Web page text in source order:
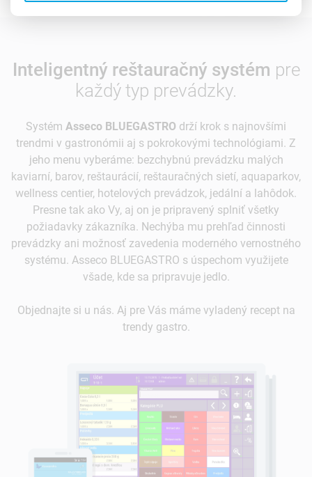
Inteligentný reštauračný systém pre
každý typ prevádzky.
Systém Asseco BLUEGASTRO drží krok s najnovšími
trendmi v gastronómii aj s pokrokovými technológiami. Z
jeho menu vyberáme: bezchybnú prevádzku malých
kaviarní, barov, reštaurácií, reštauračných sietí, aquaparkov,
wellness centier, hotelových prevádzok, jedální a lahôdok.
Presne tak ako Vy, aj on je pripravený splniť všetky
požiadavky zákazníka. Nechýba mu prehľad činnosti
prevádzky ani možnosť zavedenia moderného vernostného
systému. Asseco BLUEGASTRO s úspechom využijete
všade, kde sa pripravuje jedlo.
Objednajte si u nás. Aj pre Vás máme vyladený recept na
trendy gastro.